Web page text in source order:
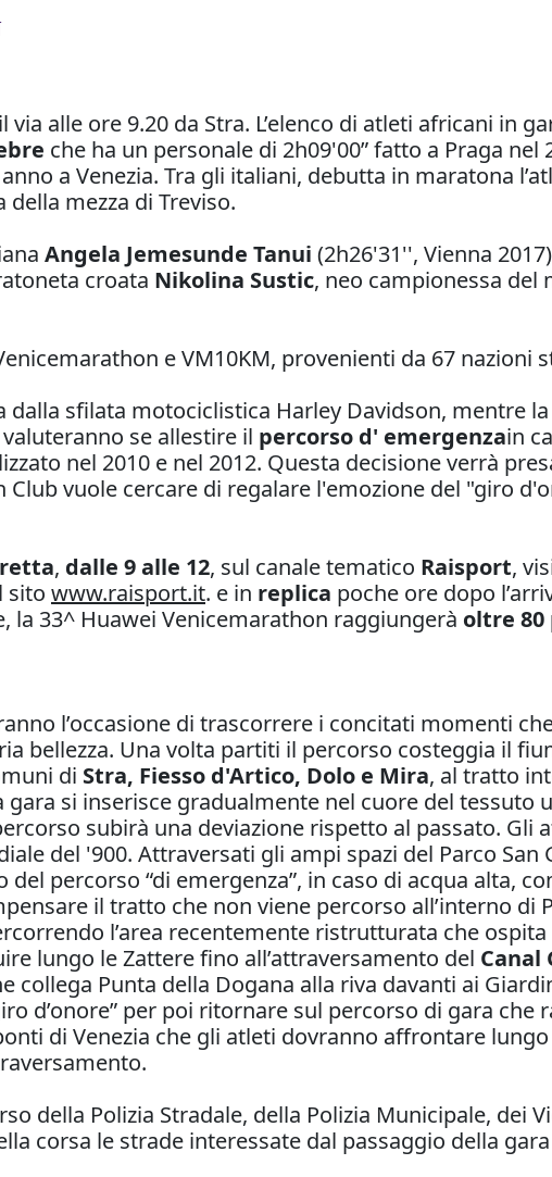
alle ore 9.20 da Stra. L’elenco di atleti africani in
che ha un personale di 2h09'00” fatto a Praga nel
a Venezia. Tra gli italiani, debutta in maratona
mezza di Treviso.
Angela Jemesunde Tanui (2h26'31'', Vienna
croata Nikolina Sustic, neo campionessa del
e VM10KM, provenienti da 67 nazioni
sfilata motociclistica Harley Davidson, mentre
se allestire il percorso d' emergenzain
nel 2010 e nel 2012. Questa decisione verrà
vuole cercare di regalare l'emozione del "giro
, dalle 9 alle 12, sul canale tematico Raisport,
sito www.raisport.it. e in replica poche ore dopo
la 33^ Huawei Venicemarathon raggiungerà oltre
l’occasione di trascorrere i concitati momenti
bellezza. Una volta partiti il percorso costeggia il
di Stra, Fiesso d'Artico, Dolo e Mira, al tratto
si inserisce gradualmente nel cuore del tessuto
subirà una deviazione rispetto al passato. Gli
del '900. Attraversati gli ampi spazi del Parco San
del percorso “di emergenza”, in caso di acqua alta,
il tratto che non viene percorso all’interno di
l’area recentemente ristrutturata che
lungo le Zattere fino all’attraversamento del Canal
collega Punta della Dogana alla riva davanti ai
d’onore” per poi ritornare sul percorso di gara che
di Venezia che gli atleti dovranno affrontare
della Polizia Stradale, della Polizia Municipale, dei
corsa le strade interessate dal passaggio della